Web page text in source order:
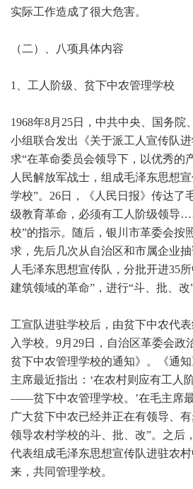
实际工作造成了很大危害。
（二）、八项具体内容
1 、工人阶级、贫下中农管理学校
1968年8月25日，中共中央、国务院
小组联合发出《关于派工人宣传队
求“在革命委员会领导下，以优秀的
人民解放军战士，组成毛泽东思想
学校”。26日，《人民日报》传达了
级教育革命，必须有工人阶级领导
校”的指示。随后，银川市革委会按
求，先后几次从自治区和市属企业
人毛泽东思想宣传队，分批开进35
建筑领域的革命”，进行“斗、批、改”
工宣队进驻学校后，由贫下中农代
入学校。9月29日，自治区革委会政
贫下中农管理学校的通知》。《通
主席最近指出：‘在农村则应有工人
——贫下中农管理学校。’在毛主席
广大贫下中农已经并正在有领导、
领导农村学校的斗、批、改”。之后
代表组成毛泽东思想宣传队进驻农
来，共同管理学校。